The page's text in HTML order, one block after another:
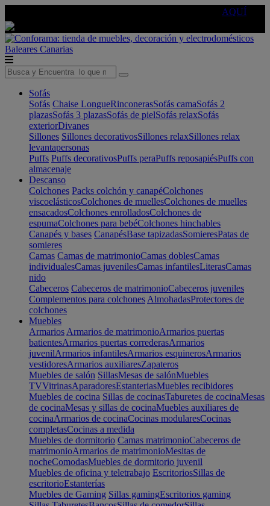
AQUÍ
Baleares Canarias
Sofás
Sofás Chaise LongueRinconerasSofás camaSofás 2
plazasSofás 3 plazasSofás de pielSofás relaxSofás
exteriorDivanes
Sillones Sillones decorativosSillones relaxSillones relax
levantapersonas
Puffs Puffs decorativosPuffs peraPuffs reposapiésPuffs con
almacenaje
Descanso
Colchones Packs colchón y canapéColchones
viscoelásticosColchones de muellesColchones de muelles
ensacadosColchones enrolladosColchones de
espumaColchones para bebéColchones hinchables
Canapés y bases CanapésBase tapizadasSomieresPatas de
somieres
Camas Camas de matrimonioCamas doblesCamas
individualesCamas juvenilesCamas infantilesLiterasCamas
nido
Cabeceros Cabeceros de matrimonioCabeceros juveniles
Complementos para colchones AlmohadasProtectores de
colchones
Muebles
Armarios Armarios de matrimonioArmarios puertas
batientesArmarios puertas correderasArmarios
juvenilArmarios infantilesArmarios esquinerosArmarios
vestidoresArmarios auxiliaresZapateros
Muebles de salón SillasMesas de salónMuebles
TVVitrinasAparadoresEstanteriasMuebles recibidores
Muebles de cocina Sillas de cocinasTaburetes de cocinaMesas
de cocinaMesas y sillas de cocinaMuebles auxiliares de
cocinaArmarios de cocinaCocinas modularesCocinas
completasCocinas a medida
Muebles de dormitorio Camas matrimonioCabeceros de
matrimonioArmarios de matrimonioMesitas de
nocheComodasMuebles de dormitorio juvenil
Muebles de oficina y teletrabajo EscritoriosSillas de
escritorioEstanterías
Muebles de Gaming Sillas gamingEscritorios gaming